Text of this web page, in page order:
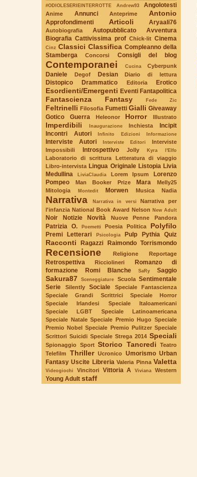
#ODIOLESERIEINTERROTTE Andrew93 Angolotesti
Anime Annunci Anteprime Antonio
Approfondimenti Articoli Aryaali76
Autobiografia Autopubblicato
Avventura
Biografia Cattivissima prof Chick-lit Cinema
Cinz Classici Classifica Compleanno della
Stamberga
Concorsi Consigli del blog
Contemporanei Cucina Cyberpunk
Daniele Degof Desian Diario di lettura
Distopico Drammatico Editoria Erotico
Esordienti/Emergenti Eventi Fantapolitica
Fantascienza Fantasy Fede Zic
Feltrinelli Filosofia Fumetti Gialli Giveaway
Gotico
Guerra Heleonor Horror Illustrato
Imperdibili Inaugurazione Inchiesta
Incipit
Incontri Autori
Infinito Edizioni Informazione
Interviste Autori Interviste Editori
Interviste
Impossibili
Introspettivo Jolly Kyra l'Elfo
Laboratorio di scrittura
Letteratura di viaggio
Libro-intervista Lingua Originale Listopia Livia
Medullina
LiviaClaudia Lorem Ipsum
Lorenzo
Pompeo
Man Booker Prize Mara
Melly25
Mitologia
Montedit Morwen Musica Nadia
Narrativa Narrativa in versi
Narrativa per
l'infanzia National Book Award Nelson New Adult
Noir Notizie Novità Nuove Penne Pandora
Patrizia O. Poemetti Poesia Politica Polyfilo
Premi Letterari Psicologia Pulp Pythia Quiz
Racconti Ragazzi Raimondo Torrismondo
Recensione Religione Reportage
Retrospettiva Ricciolineri
Romanzo di
formazione
Romi Blanche SaRy Saggio
Sakura87 Sceneggiature Scuola Sentimentale
Serie
Silently Sociale
Speciale Fantascienza
Speciale Grandi Scrittrici
Speciale Horror
Speciale Irlandesi
Speciale Italoamericani
Speciale LGBT
Speciale Latinoamericana
Speciale Natale Speciale Premio Hugo Speciale
Premio Nobel Speciale Premio Pulitzer Speciale
Scrittori Suicidi Speciale Strega 2014 Speciali
Spionaggio Sport Storico Tancredi
Teatro
Telefilm
Thriller Ucronico Umorismo Urban
Fantasy Uscite Libreria Valeria Pinna Valetta
Videogiochi Vincitori Vittoria A Viviana Western
Young Adult staff